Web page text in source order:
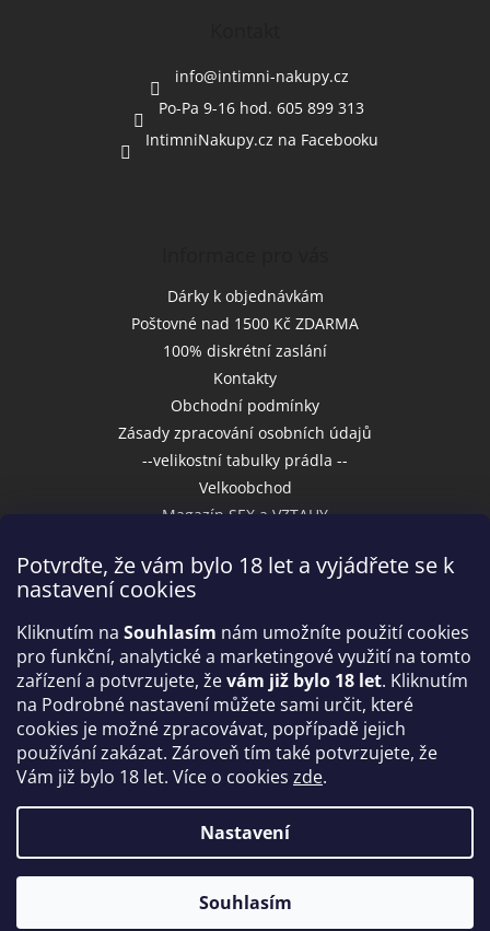
Potvrďte, že vám bylo 18 let a vyjádřete se k
nastavení cookies
Kliknutím na Souhlasím nám umožníte použití cookies
pro funkční, analytické a marketingové využití na tomto
zařízení a potvrzujete, ževám již bylo 18 let. Kliknutím
na Podrobné nastavení můžete sami určit, které
cookies je možné zpracovávat, popřípadě jejich
používání zakázat. Zároveň tím také potvrzujete, že
Vám již bylo 18 let. Více o cookies zde.
Nastavení
Souhlasím
info@intimni-nakupy.cz
Po-Pa 9-16 hod. 605 899 313
IntimniNakupy.cz na Facebooku
Dárky k objednávkám
Poštovné nad 1500 Kč ZDARMA
100% diskrétní zaslání
Kontakty
Obchodní podmínky
Zásady zpracování osobních údajů
--velikostní tabulky prádla --
Velkoobchod
Magazín SEX a VZTAHY
Přijímáme online platby
Copyright 2026IntimniNakupy.cz. Všechna práva
vyhrazena.